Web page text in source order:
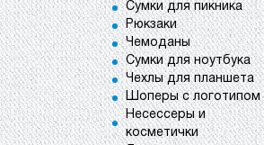
Сумки для пикника
Рюкзаки
Чемоданы
Сумки для ноутбука
Чехлы для планшета
Шоперы с логотипом
Несессеры и
косметички